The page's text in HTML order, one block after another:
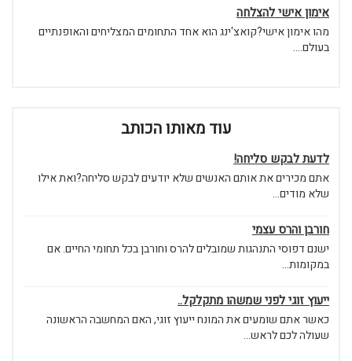
אימון אישי להצלחה
מהו אימון אישי?קואצ'ינג הוא אחד התחומים המצליחים והאופנתיים
בעולם....
עוד מאותו הכותב
לדעת לבקש סליחה!
אתם מכירים את אותם האנשים שלא יודעים לבקש סליחה?ואת אילו
שלא מודים...
חורבן והרס עצמי
ישנם דפוסי התנהגות שמובלים להרס וחורבן בכל תחומי החיים. אם
במקומות...
ייעוץ זוגי לפני שמשהו מתקלקל..
כאשר אתם שומעים את המונח ייעוץ זוגי, האם המחשבה הראשונה
שעולה לכם לראש...